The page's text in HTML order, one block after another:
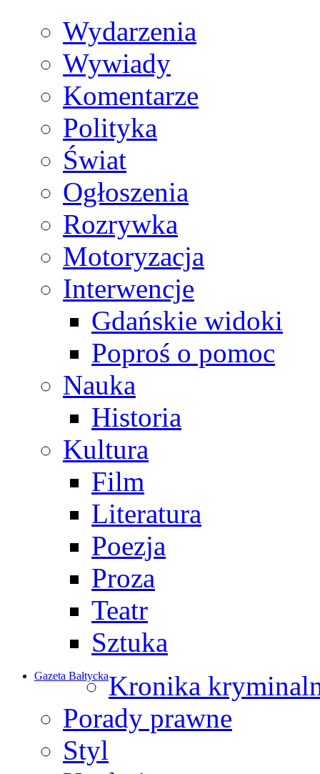
Wydarzenia
Wywiady
Komentarze
Polityka
Świat
Ogłoszenia
Rozrywka
Motoryzacja
Interwencje
Gdańskie widoki
Poproś o pomoc
Nauka
Historia
Kultura
Film
Literatura
Poezja
Proza
Teatr
Sztuka
Gazeta BałtyckaKronika
Porady prawne
Styl